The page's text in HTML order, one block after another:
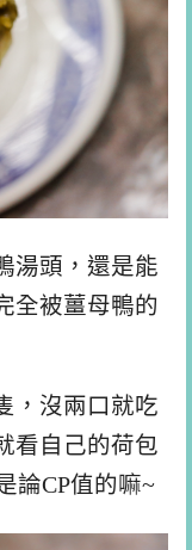
湯頭，還是能
全被薑母鴨的
，沒兩口就吃
看自己的荷包
論CP值的嘛~